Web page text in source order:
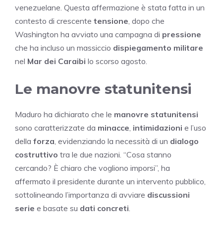
venezuelane. Questa affermazione è stata fatta in un
contesto di crescente tensione, dopo che
Washington ha avviato una campagna di pressione
che ha incluso un massiccio dispiegamento militare
nel Mar dei Caraibi lo scorso agosto.
Le manovre statunitensi
Maduro ha dichiarato che le manovre statunitensi
sono caratterizzate da minacce, intimidazioni e l’uso
della forza, evidenziando la necessità di un dialogo
costruttivo tra le due nazioni. “Cosa stanno
cercando? È chiaro che vogliono imporsi”, ha
affermato il presidente durante un intervento pubblico,
sottolineando l’importanza di avviare discussioni
serie e basate su dati concreti.